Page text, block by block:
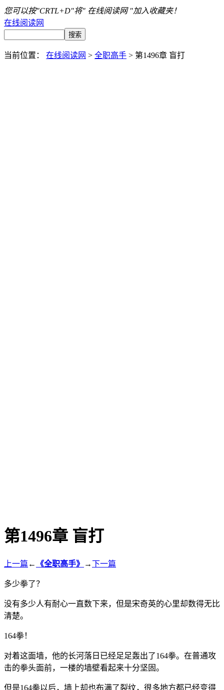
您可以按"CRTL+D"将" 在线阅读网 "加入收藏夹！
在线阅读网
当前位置： 在线阅读网 > 全职高手 > 第1496章 盲打
第1496章 盲打
上一篇 ← 《全职高手》 →下一篇
多少拳了？
没有多少人有耐心一直数下来，但是宋奇英的心里却数得无比
清楚。
164拳！
对着这面墙，他的长河落日已经足足轰出了164拳。在普通攻
击的拳头面前，一楼的墙壁看起来十分坚固。
但是164拳以后，墙上却也布满了裂纹，很多地方都已经变得